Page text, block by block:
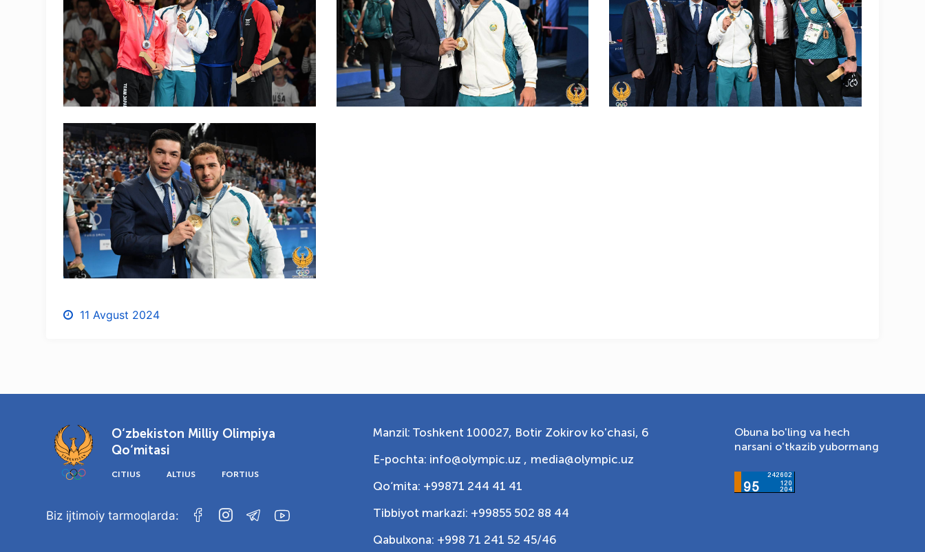
11 Avgust 2024
O‘zbekiston Milliy Olimpiya
Qo‘mitasi
CITIUS ALTIUS FORTIUS
Biz ijtimoiy tarmoqlarda:
Manzil: Toshkent 100027, Botir Zokirov ko'chasi, 6
E-pochta: info@olympic.uz , media@olympic.uz
Qo‘mita: +99871 244 41 41
Tibbiyot markazi: +99855 502 88 44
Qabulxona: +998 71 241 52 45/46
Obuna bo'ling va hech
narsani o'tkazib yubormang